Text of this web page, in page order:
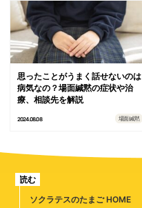
思ったことがうまく話せないのは
病気なの？場面緘黙の症状や治
療、相談先を解説
2024.08.08 場面緘黙
読む
ソクラテスのたまご HOME